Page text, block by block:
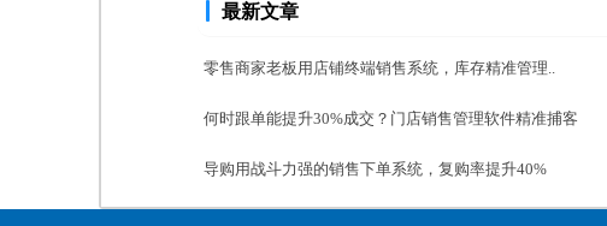
最新文章
零售商家老板用店铺终端销售系统，库存精准管理..
何时跟单能提升30%成交？门店销售管理软件精准捕客
导购用战斗力强的销售下单系统，复购率提升40%